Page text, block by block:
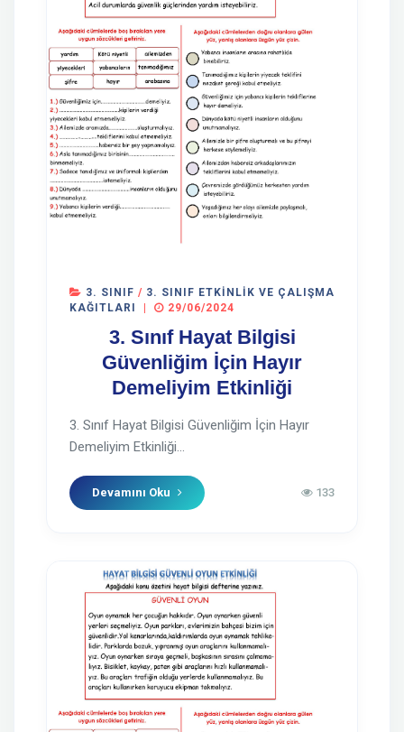
3. SINIF / 3. SINIF ETKINLIK VE ÇALIŞMA
KAĞITLARI
| 29/06/2024
3. Sınıf Hayat Bilgisi
Güvenliğim İçin Hayır
Demeliyim Etkinliği
3. Sınıf Hayat Bilgisi Güvenliğim İçin Hayır
Demeliyim Etkinliği...
Devamını Oku 133